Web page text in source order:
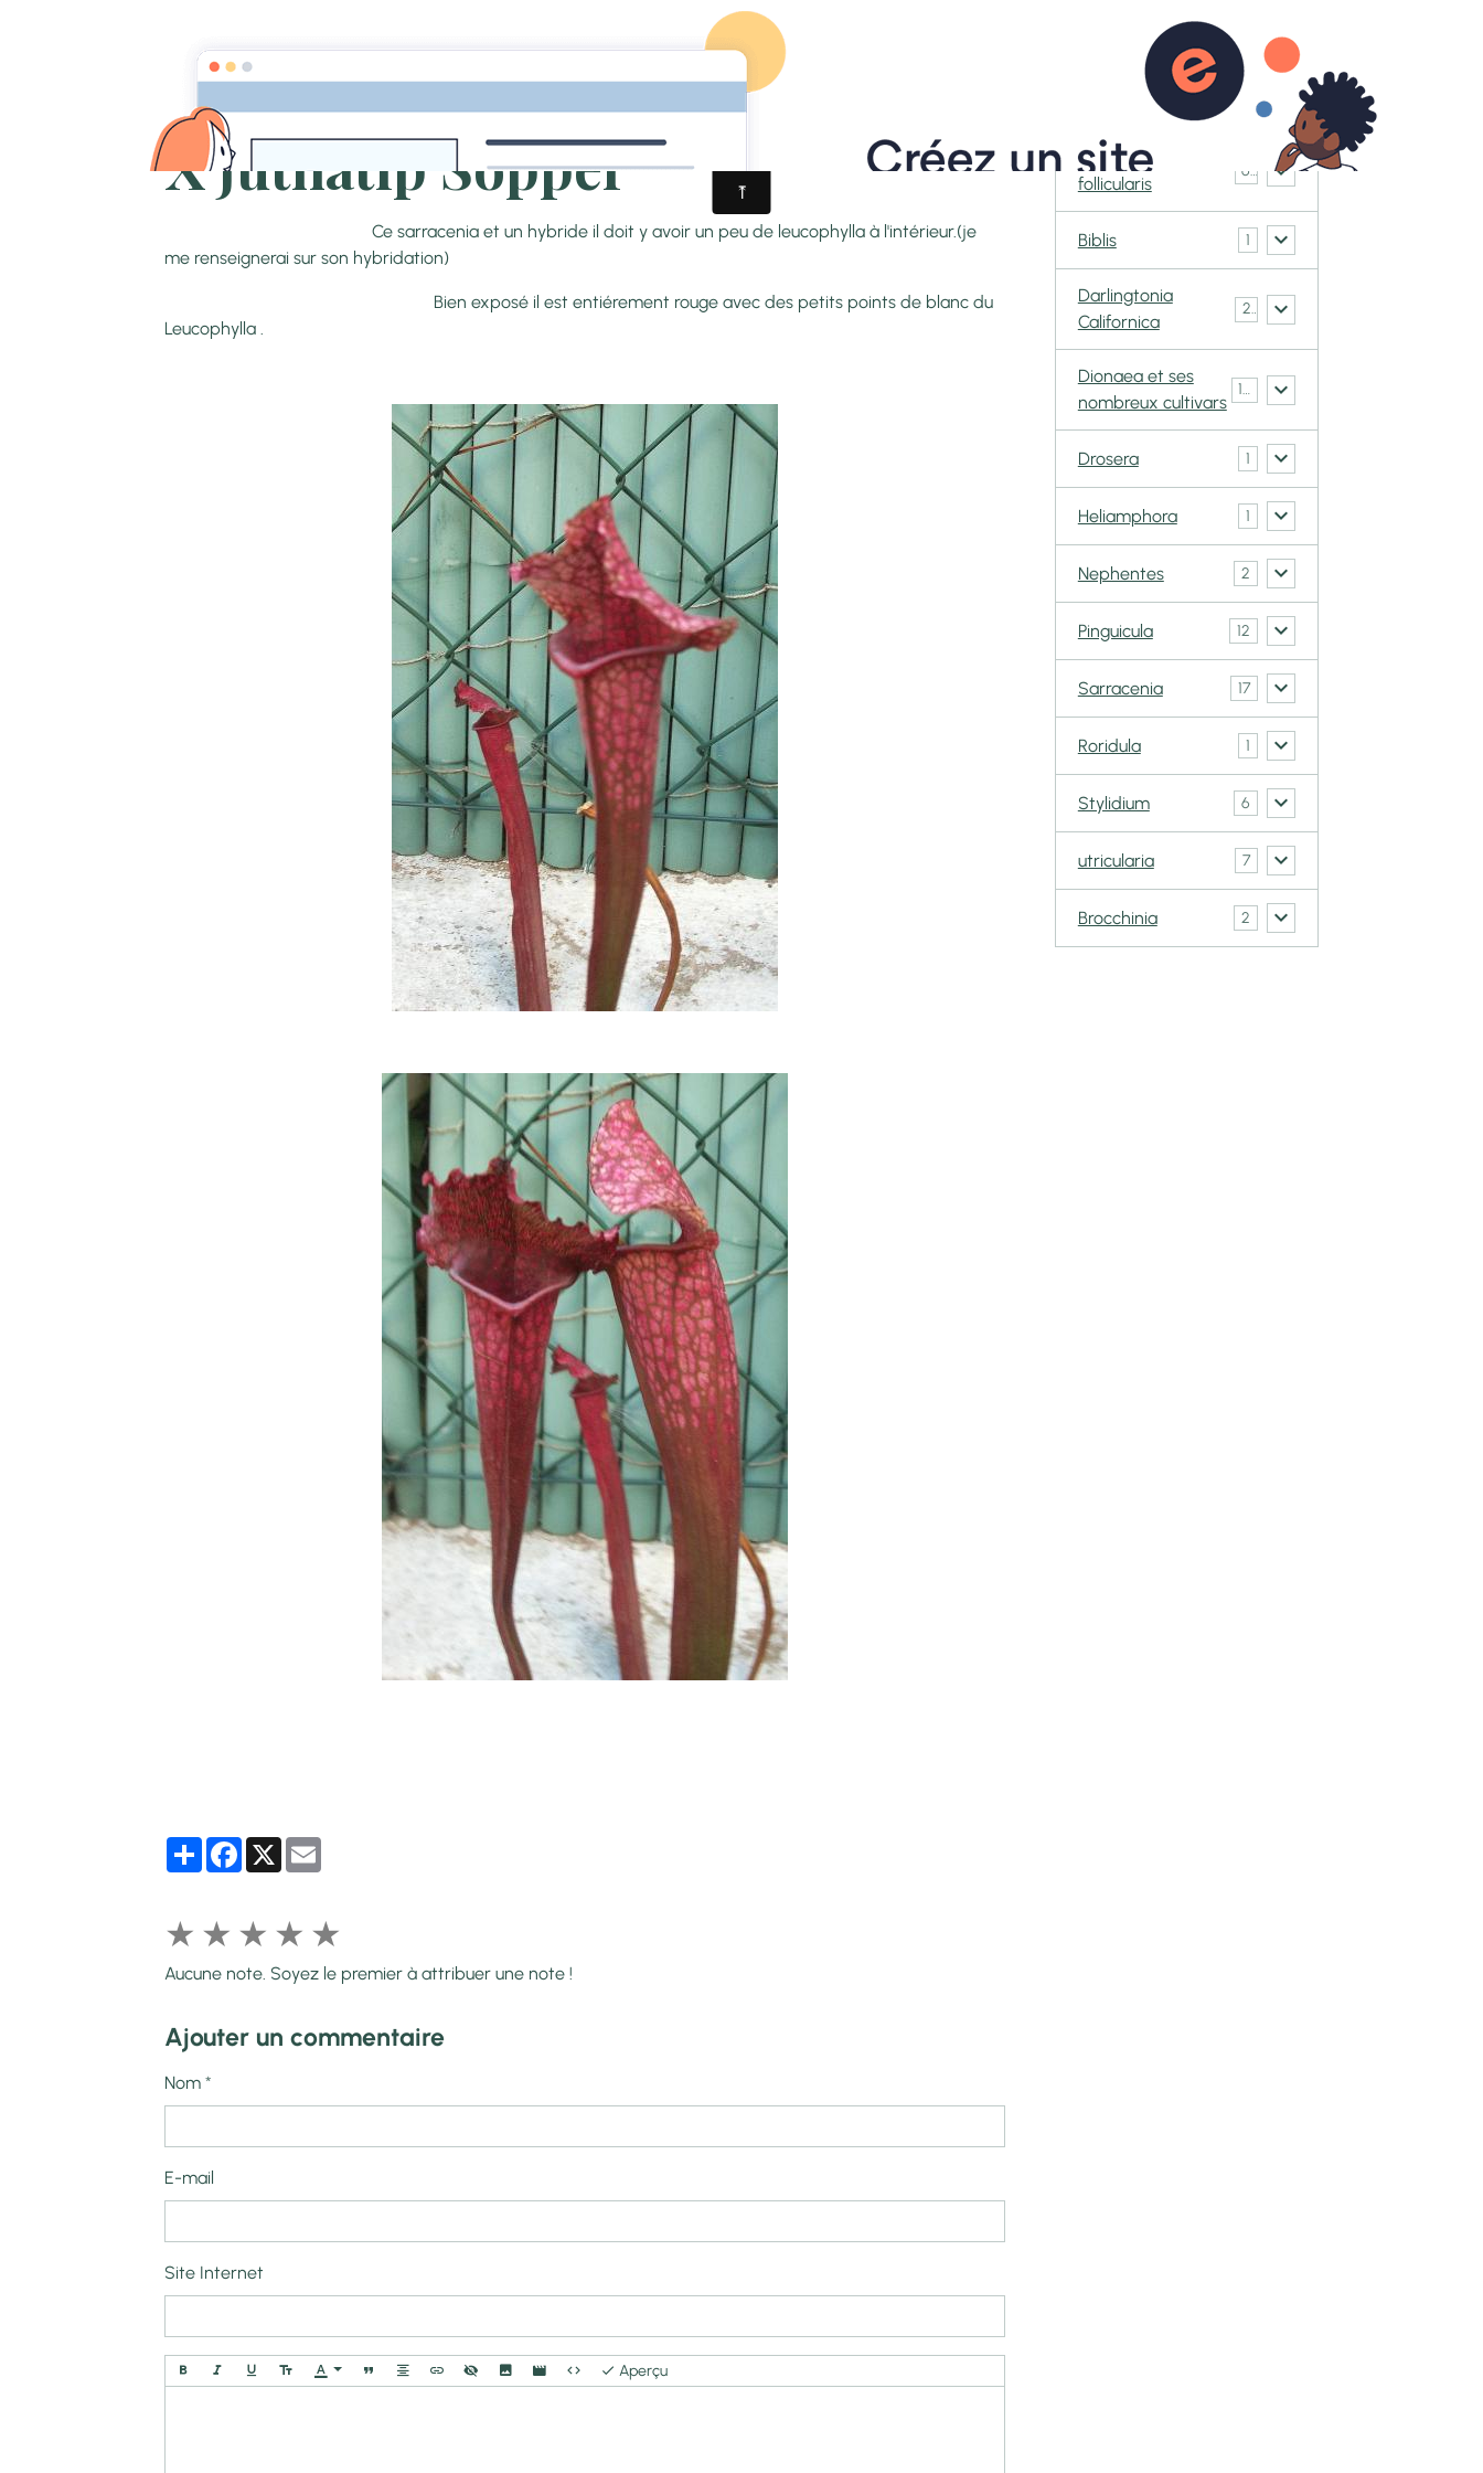
PRÉSENTATION FORUM
Accueil Pages Galerie CarniVorace Sarracenia X Juthatip Sopper
X Juthatip Sopper
Ce sarracenia et un hybride il doit y avoir un peu de leucophylla à l'intérieur.(je
me renseignerai sur son hybridation)
Bien exposé il est entiérement rouge avec des petits points de blanc du
Leucophylla .
PartagerFacebook
X
★ ★ ★ ★ ★
Aucune note. Soyez le premier à attribuer une note !
Ajouter un commentaire
Nom
E-mail
Site Internet
Aperçu
Galerie CarniVorace
Cephalotus
follicularis
6
Biblis 1
Darlingtonia
Californica
2
Dionaea et ses
nombreux cultivars
148
Drosera 1
Heliamphora 1
Nephentes 2
Pinguicula 12
Sarracenia 17
Roridula 1
Stylidium 6
utricularia 7
Brocchinia 2